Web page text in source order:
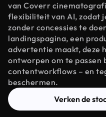
van Coverr
flexibiliteit van AI, zodat
zonder concessies te
landingspagina, een
advertentie maakt, deze
ontworpen om te passen
contentworkflows – en
beschermen.
Verken de